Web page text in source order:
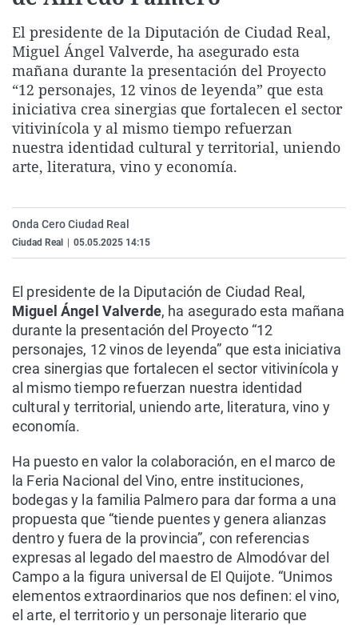
Gente viajera
Como el perro y el
Retornados
Equipo de
Operación Viuda
Galicia
La Rioja
Navarra
País Vasco
Televisión
Elecciones
El presidente de la Diputación de Ciudad Real,
Miguel Ángel Valverde, ha asegurado esta
mañana durante la presentación del Proyecto
“12 personajes, 12 vinos de leyenda” que esta
iniciativa crea sinergias que fortalecen el sector
vitivinícola y al mismo tiempo refuerzan
nuestra identidad cultural y territorial, uniendo
arte, literatura, vino y economía.
Onda Cero Ciudad Real
Ciudad Real 05.05.2025 14:15
El presidente de la Diputación de Ciudad Real,
Miguel Ángel Valverde, ha asegurado esta mañana
durante la presentación del Proyecto “12
personajes, 12 vinos de leyenda” que esta iniciativa
crea sinergias que fortalecen el sector vitivinícola y
al mismo tiempo refuerzan nuestra identidad
cultural y territorial, uniendo arte, literatura, vino y
economía.
Ha puesto en valor la colaboración, en el marco de
la Feria Nacional del Vino, entre instituciones,
bodegas y la familia Palmero para dar forma a una
propuesta que “tiende puentes y genera alianzas
dentro y fuera de la provincia”, con referencias
expresas al legado del maestro de Almodóvar del
Campo a la figura universal de El Quijote. “Unimos
elementos extraordinarios que nos definen: el vino,
el arte, el territorio y un personaje literario que